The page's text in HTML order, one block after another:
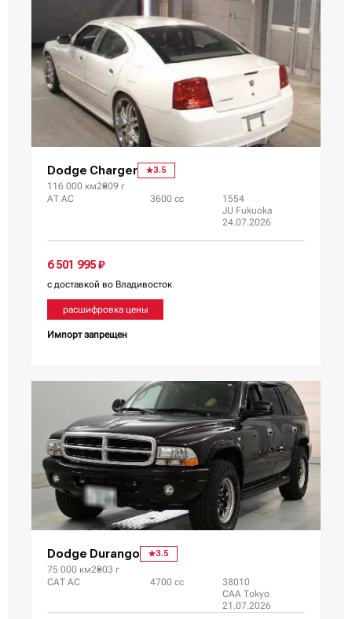
Dodge Charger 3.5
116 000 км2009 г
AT AC
3600 сс
1554
JU Fukuoka
24.07.2026
6 501 995 ₽
с доставкой во Владивосток
расшифровка цены
Импорт запрещен
Dodge Durango 3.5
75 000 км2003 г
CAT AC
4700 сс
38010
CAA Tokyo
21.07.2026